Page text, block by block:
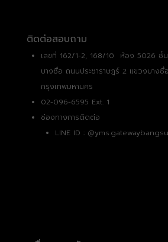
ติดต่อสอบถาม
เลขที่ 162/1-2, 168/10 ห้อง 5026 ชั้
บางซื่อ ถนนประชาราษฎร์ 2 แขวงบางซื่
กรุงเทพมหานคร
02-096-6595 Ext. 1
ช่องทางการติดต่อ
LINE ID :